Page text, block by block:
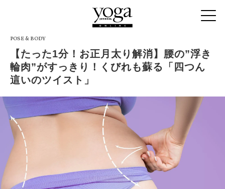
POSE & BODY
【たった1分！お正月太り解消】腰の”浮き
輪肉”がすっきり！くびれも蘇る「四つん
這いのツイスト」